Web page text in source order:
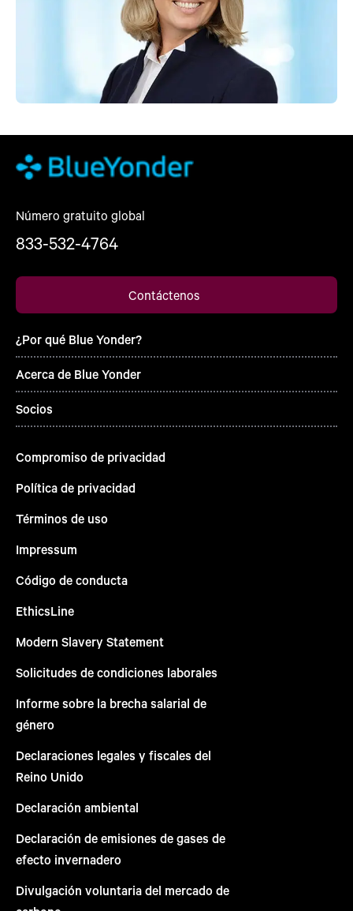
Número gratuito global
833-532-4764
Contáctenos
¿Por qué Blue Yonder?
Acerca de Blue Yonder
Socios
Compromiso de privacidad
Política de privacidad
Términos de uso
Impressum
Código de conducta
EthicsLine
Modern Slavery Statement
Solicitudes de condiciones laborales
Informe sobre la brecha salarial de
género
Declaraciones legales y fiscales del
Reino Unido
Declaración ambiental
Declaración de emisiones de gases de
efecto invernadero
Divulgación voluntaria del mercado de